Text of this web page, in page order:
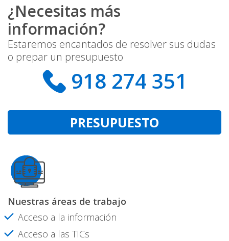
¿Necesitas más
información?
Estaremos encantados de resolver sus dudas
o prepar un presupuesto
918 274 351
PRESUPUESTO
Nuestras áreas de trabajo
Acceso a la información
Acceso a las TICs